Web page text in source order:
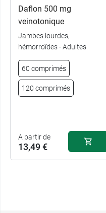
Daflon 500 mg
veinotonique
Jambes lourdes,
hémorroïdes - Adultes
60 comprimés
120 comprimés
A partir de
13,49 €